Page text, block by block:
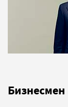
Бизнесмен